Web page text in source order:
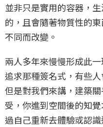
並非只是實用的容器，
的，且會隨著物質性的
不同而改變。
兩人多年來慢慢形成此
追求那種簽名式，有些
但是對我們來講，建築
受，你進到空間後的知
過自己重新去體驗或認識